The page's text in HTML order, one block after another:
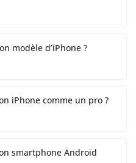
modèle d’iPhone ?
iPhone comme un pro ?
smartphone Android